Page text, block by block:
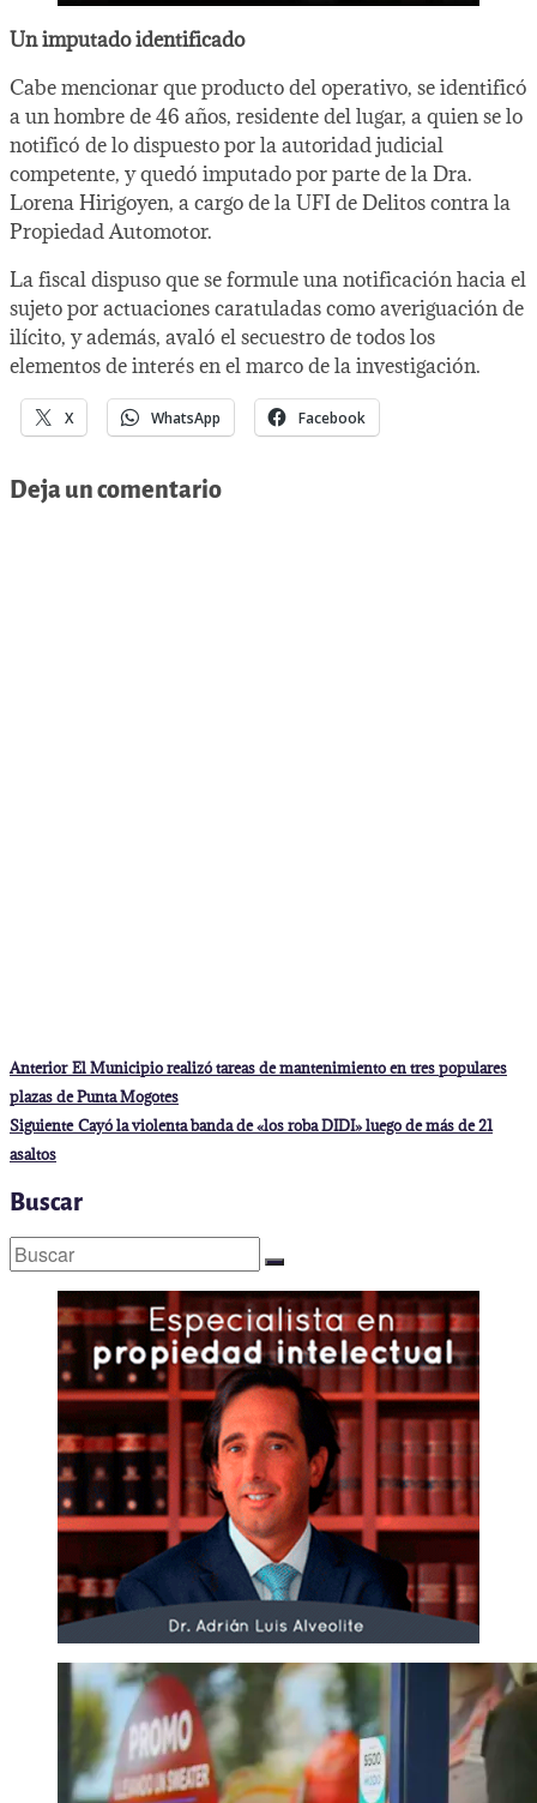
Un imputado identificado
Cabe mencionar que producto del operativo, se identificó
a un hombre de 46 años, residente del lugar, a quien se lo
notificó de lo dispuesto por la autoridad judicial
competente, y quedó imputado por parte de la Dra.
Lorena Hirigoyen, a cargo de la UFI de Delitos contra la
Propiedad Automotor.
La fiscal dispuso que se formule una notificación hacia el
sujeto por actuaciones caratuladas como averiguación de
ilícito, y además, avaló el secuestro de todos los
elementos de interés en el marco de la investigación.
X WhatsApp Facebook
Deja un comentario
Navegación
de
entradas
Anterior Entrada
El Municipio realizó tareas de mantenimiento en tres populares
plazas de Punta Mogotes
Siguiente Entrada
siguiente:
Cayó la violenta banda de «los roba DIDI» luego de más de 21
asaltos
Buscar
Buscar